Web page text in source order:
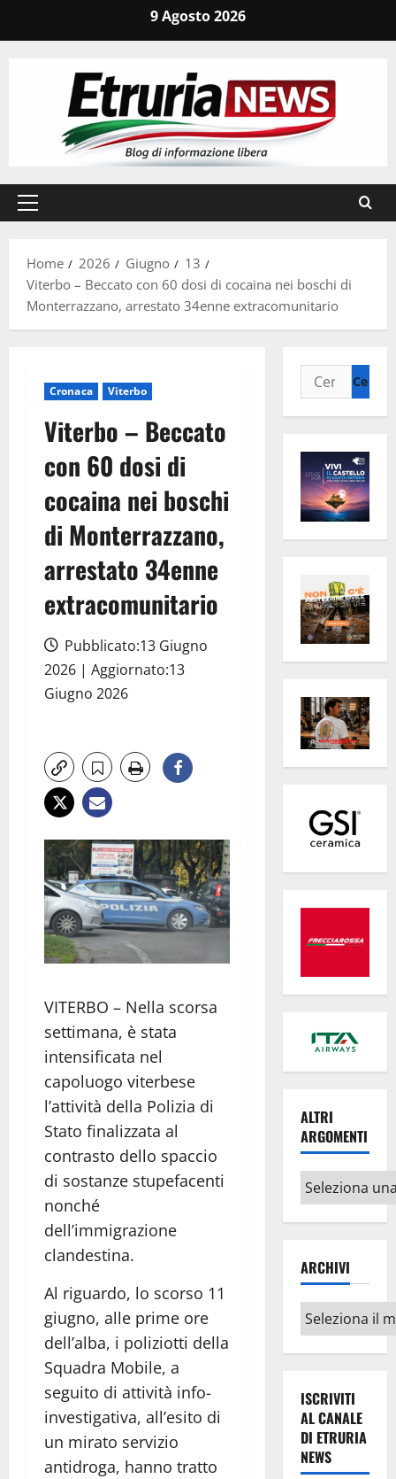
9 Agosto 2026
Menu
Home
2026 Giugno
13
Viterbo – Beccato con 60 dosi di cocaina nei boschi di
Monterrazzano, arrestato 34enne extracomunitario
Cronaca Viterbo
Viterbo – Beccato
con 60 dosi di
cocaina nei boschi
di Monterrazzano,
arrestato 34enne
extracomunitario
Pubblicato:13 Giugno
2026 | Aggiornato:13
Giugno 2026
VITERBO – Nella scorsa
settimana, è stata
intensificata nel
capoluogo viterbese
l’attività della Polizia di
Stato finalizzata al
contrasto dello spaccio
di sostanze stupefacenti
nonché
dell’immigrazione
clandestina.
Al riguardo, lo scorso 11
giugno, alle prime ore
dell’alba, i poliziotti della
Squadra Mobile, a
seguito di attività info-
investigativa, all’esito di
un mirato servizio
antidroga, hanno tratto
Ricerca
per:
ALTRI
ARGOMENTI
Altri
argomenti
ARCHIVI
Archivi
ISCRIVITI
AL CANALE
DI ETRURIA
NEWS